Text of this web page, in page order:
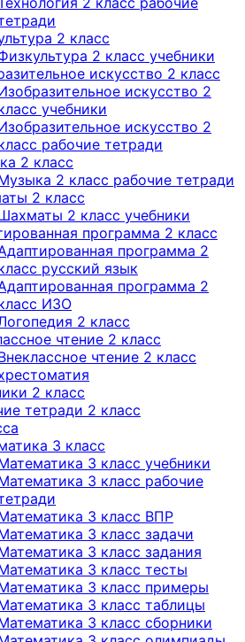
2 класс
2 класс учебники
искусство 2 класс
искусство 2
учебники
искусство 2
рабочие тетради
2 класс
2 класс рабочие тетради
2 класс
2 класс учебники
программа 2 класс
программа 2
русский язык
программа 2
ИЗО
2 класс
чтение 2 класс
чтение 2 класс
2 класс
тетради 2 класс
3 класс
3 класс учебники
3 класс рабочие
3 класс ВПР
3 класс задачи
3 класс задания
3 класс тесты
3 класс примеры
3 класс таблицы
3 класс сборники